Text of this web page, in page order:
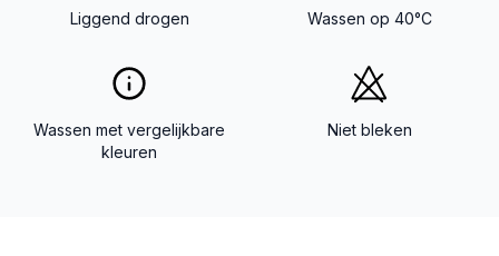
Liggend drogen Wassen op 40°C
Wassen met vergelijkbare
kleuren
Niet bleken